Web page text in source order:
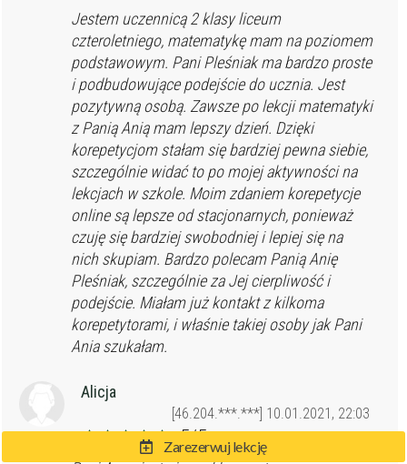
Zarezerwuj lekcję
Jestem uczennicą 2 klasy liceum
czteroletniego, matematykę mam na poziomem
podstawowym. Pani Pleśniak ma bardzo proste
i podbudowujące podejście do ucznia. Jest
pozytywną osobą. Zawsze po lekcji matematyki
z Panią Anią mam lepszy dzień. Dzięki
korepetycjom stałam się bardziej pewna siebie,
szczególnie widać to po mojej aktywności na
lekcjach w szkole. Moim zdaniem korepetycje
online są lepsze od stacjonarnych, ponieważ
czuję się bardziej swobodniej i lepiej się na
nich skupiam. Bardzo polecam Panią Anię
Pleśniak, szczególnie za Jej cierpliwość i
podejście. Miałam już kontakt z kilkoma
korepetytorami, i właśnie takiej osoby jak Pani
Ania szukałam.
Alicja
[46.204.***.***] 10.01.2021, 22:03
5/5